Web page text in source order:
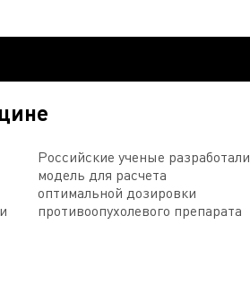
Российские ученые разработали
модель для расчета
оптимальной дозировки
противоопухолевого препарата